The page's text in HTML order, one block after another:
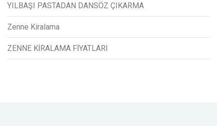
YILBAŞI PASTADAN DANSÖZ ÇIKARMA
Zenne Kiralama
ZENNE KİRALAMA FİYATLARI